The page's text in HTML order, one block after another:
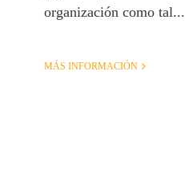
organización como tal...
MÁS INFORMACIÓN